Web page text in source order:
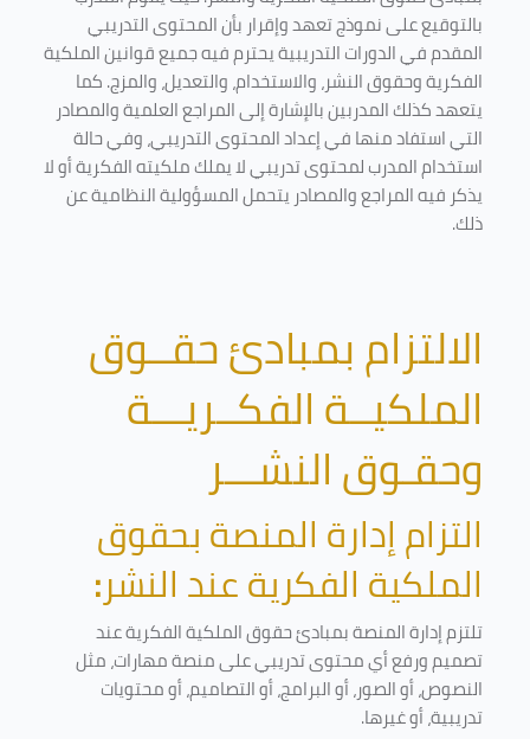
بالتوقيع على نموذج تعهد وإقرار بأن المحتوى التدريبي
المقدم في الدورات التدريبية يحترم فيه جميع قوانين الملكية
الفكرية وحقوق النشر، والاستخدام، والتعديل، والمزج. كما
يتعهد كذلك المدربين بالإشارة إلى المراجع العلمية والمصادر
التي استفاد منها في إعداد المحتوى التدريبي، وفي حالة
استخدام المدرب لمحتوى تدريبي لا يملك ملكيته الفكرية أو لا
يذكر فيه المراجع والمصادر يتحمل المسؤولية النظامية عن
ذلك.
الالتزام بمبادئ حقــوق
الملكيــة الفكــريـــة
وحقـوق النشـــر
التزام إدارة المنصة بحقوق
الملكية الفكرية عند النشر:
تلتزم إدارة المنصة بمبادئ حقوق الملكية الفكرية عند
تصميم ورفع أي محتوى تدريبي على منصة مهارات، مثل
النصوص، أو الصور، أو البرامج، أو التصاميم، أو محتويات
تدريبية، أو غيرها.